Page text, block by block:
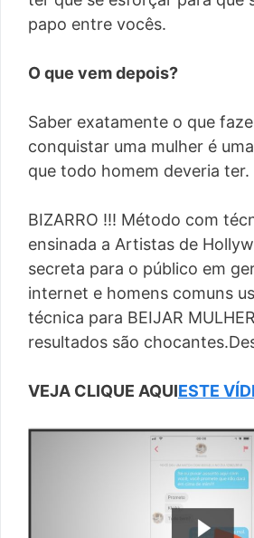
papo entre vocês.
O que vem depois?
Saber exatamente o que
conquistar uma mulher é
que todo homem deveria ter.
BIZARRO !!! Método com
ensinada a Artistas de
secreta para o público em
internet e homens comuns
técnica para BEIJAR
resultados são
VEJA CLIQUE AQUIESTE